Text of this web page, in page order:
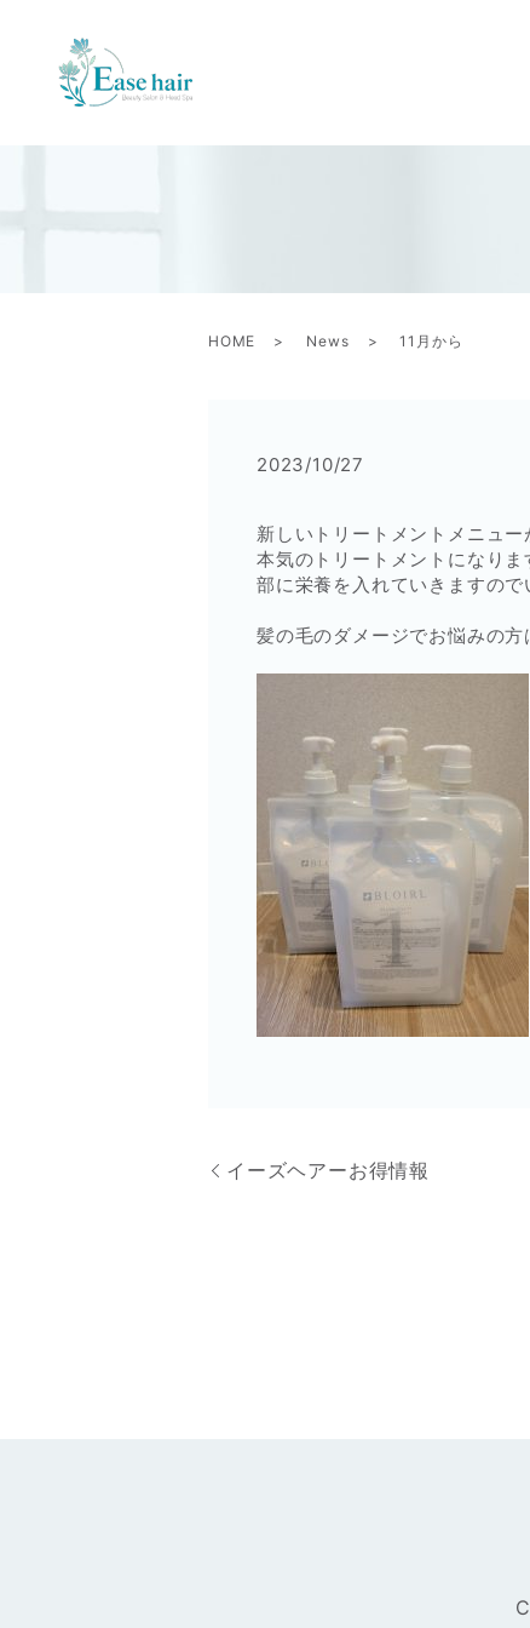
HOME News 11月から
2023/10/27
新しいトリートメントメニュー
本気のトリートメントになり
部に栄養を入れていきますの
髪の毛のダメージでお悩みの方
イーズヘアーお得情報